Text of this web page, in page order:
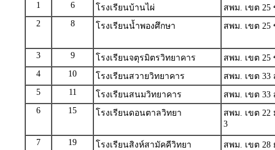
1 6 โรงเรียนบ้านไผ่
สพม. เขต
2
8 โรงเรียนน้ำพองศึกษา สพม. เขต
3 9 โรงเรียนจตุรมิตรวิทยาคาร
สพม. เขต
4
10 โรงเรียนสวายวิทยาคาร
สพม. เขต 33
5
11 โรงเรียนสนมวิทยาคาร
สพม. เขต 33
6
15 โรงเรียนดอนตาลวิทยา
สพม. เขต 22
3
7
19 โรงเรียนสิงห์สามัคคีวิทยา
สพม. เขต 28